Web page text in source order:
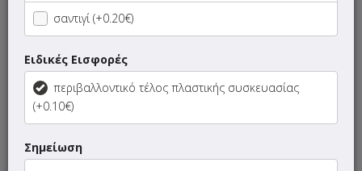
Γρανίτες - Milkshakes
Κρύα Τσάι
Σφολιάτες
Snacks
σαντιγί (+0.20€)
Ειδικές Εισφορές
περιβαλλοντικό τέλος πλαστικής συσκευασίας
(+0.10€)
Σημείωση